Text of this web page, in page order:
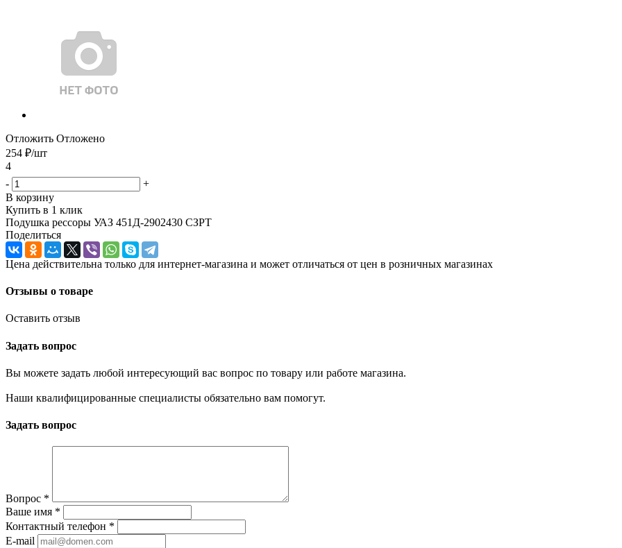
Отложить Отложено
254 ₽/шт
4
-
+
В корзину
Купить в 1 клик
Подушка рессоры УАЗ 451Д-2902430 СЗРТ
Поделиться
Цена действительна только для интернет-магазина и может отличаться от цен в розничных магазинах
Отзывы о товаре
Оставить отзыв
Задать вопрос
Вы можете задать любой интересующий вас вопрос по товару или работе магазина.
Наши квалифицированные специалисты обязательно вам помогут.
Задать вопрос
Вопрос *
Ваше имя *
Контактный телефон *
E-mail